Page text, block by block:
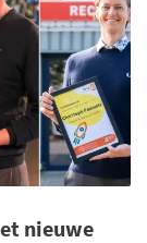
nieuwe